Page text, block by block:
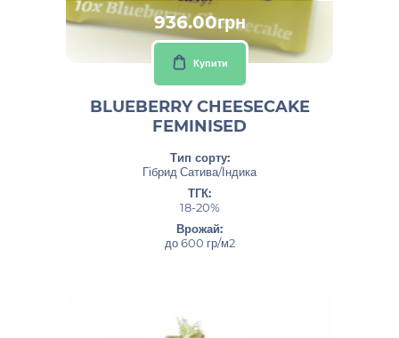
936.00грн
Купити
BLUEBERRY CHEESECAKE
FEMINISED
Тип сорту:
Гібрид Сатива/Індика
ТГК:
18-20%
Врожай:
до 600 гр/м2